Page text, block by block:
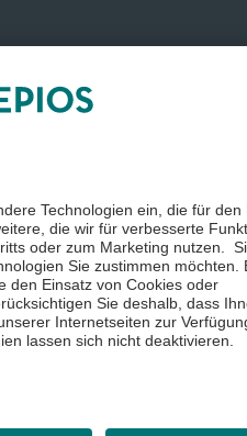
Rückruf